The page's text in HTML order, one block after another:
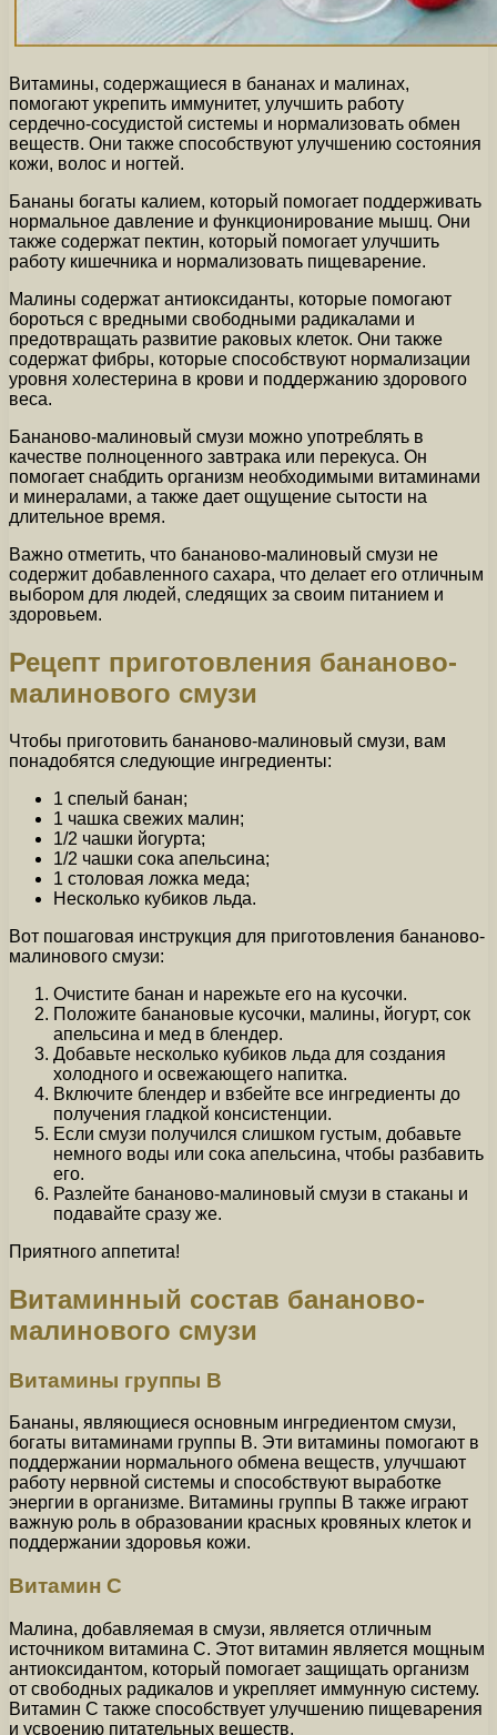
Витамины, содержащиеся в бананах и малинах,
помогают укрепить иммунитет, улучшить работу
сердечно-сосудистой системы и нормализовать обмен
веществ. Они также способствуют улучшению состояния
кожи, волос и ногтей.
Бананы богаты калием, который помогает поддерживать
нормальное давление и функционирование мышц. Они
также содержат пектин, который помогает улучшить
работу кишечника и нормализовать пищеварение.
Малины содержат антиоксиданты, которые помогают
бороться с вредными свободными радикалами и
предотвращать развитие раковых клеток. Они также
содержат фибры, которые способствуют нормализации
уровня холестерина в крови и поддержанию здорового
веса.
Бананово-малиновый смузи можно употреблять в
качестве полноценного завтрака или перекуса. Он
помогает снабдить организм необходимыми витаминами
и минералами, а также дает ощущение сытости на
длительное время.
Важно отметить, что бананово-малиновый смузи не
содержит добавленного сахара, что делает его отличным
выбором для людей, следящих за своим питанием и
здоровьем.
Рецепт приготовления бананово-
малинового смузи
Чтобы приготовить бананово-малиновый смузи, вам
понадобятся следующие ингредиенты:
1 спелый банан;
1 чашка свежих малин;
1/2 чашки йогурта;
1/2 чашки сока апельсина;
1 столовая ложка меда;
Несколько кубиков льда.
Вот пошаговая инструкция для приготовления бананово-
малинового смузи:
Очистите банан и нарежьте его на кусочки.
Положите банановые кусочки, малины, йогурт, сок
апельсина и мед в блендер.
Добавьте несколько кубиков льда для создания
холодного и освежающего напитка.
Включите блендер и взбейте все ингредиенты до
получения гладкой консистенции.
Если смузи получился слишком густым, добавьте
немного воды или сока апельсина, чтобы разбавить
его.
Разлейте бананово-малиновый смузи в стаканы и
подавайте сразу же.
Приятного аппетита!
Витаминный состав бананово-
малинового смузи
Витамины группы В
Бананы, являющиеся основным ингредиентом смузи,
богаты витаминами группы В. Эти витамины помогают в
поддержании нормального обмена веществ, улучшают
работу нервной системы и способствуют выработке
энергии в организме. Витамины группы В также играют
важную роль в образовании красных кровяных клеток и
поддержании здоровья кожи.
Витамин С
Малина, добавляемая в смузи, является отличным
источником витамина С. Этот витамин является мощным
антиоксидантом, который помогает защищать организм
от свободных радикалов и укрепляет иммунную систему.
Витамин С также способствует улучшению пищеварения
и усвоению питательных веществ.